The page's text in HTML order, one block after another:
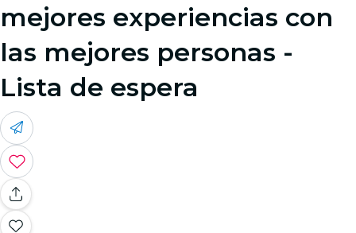
mejores experiencias con
las mejores personas -
Lista de espera